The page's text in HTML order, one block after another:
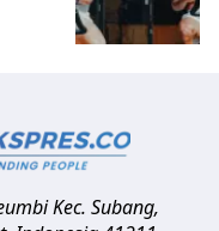
Kec. Subang,